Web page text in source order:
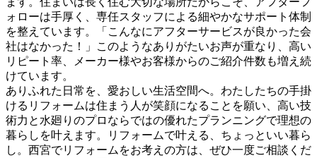
ォローは手厚く、専任スタッフによる細やかなサポート体制
を整えています。「こんなにアフターサービスが良かった会
社はなかった！」このようなありがたいお声が重なり、高い
リピート率、メーカー様やお客様からのご紹介件数も増え続
けています。
ありふれた日常を、愛おしい生活空間へ。わたしたちの手掛
けるリフォームは住まう人が笑顔になることを願い、高い技
術力と水廻りのプロならではの優れたプランニングで理想の
暮らしを叶えます。リフォームで叶える、ちょっといい暮ら
し。西宮でリフォームをお考えの方は、ぜひ一度ご相談くだ